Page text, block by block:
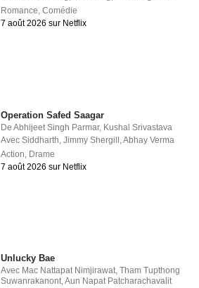
Romance,Comédie
7 août 2026 sur Netflix
Operation Safed Saagar
DeAbhijeet Singh Parmar, Kushal Srivastava
AvecSiddharth ,Jimmy Shergill ,Abhay Verma
Action Drame
7 août 2026 sur Netflix
Unlucky Bae
Avec Mac Nattapat Nimjirawat,Tham Tupthong
Suwanrakanont,Aun Napat Patcharachavalit